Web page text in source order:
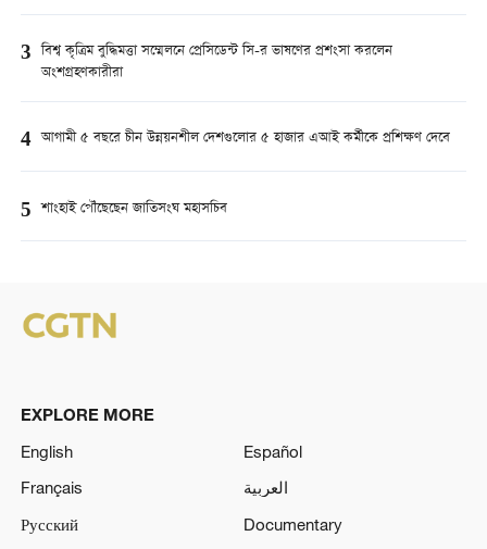
3 বিশ্ব কৃত্রিম বুদ্ধিমত্তা সম্মেলনে প্রেসিডেন্ট সি-র ভাষণের প্রশংসা করলেন
অংশগ্রহণকারীরা
4 আগামী ৫ বছরে চীন উন্নয়নশীল দেশগুলোর ৫ হাজার এআই কর্মীকে প্রশিক্ষণ দেবে
5 শাংহাই পৌঁছেছেন জাতিসংঘ মহাসচিব
EXPLORE MORE
English
Español
Français
العربية
Русский
Documentary